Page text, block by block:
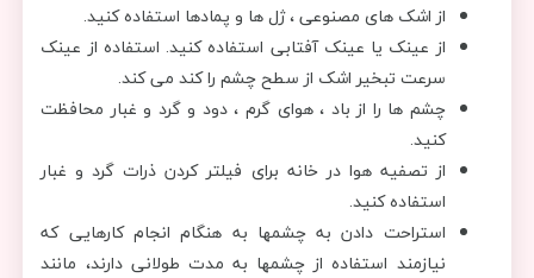
از اشک های مصنوعی ، ژل ها و پمادها استفاده کنید.
از عینک یا عینک آفتابی استفاده کنید. استفاده از عینک
سرعت تبخیر اشک از سطح چشم را کند می کند.
چشم ها را از باد ، هوای گرم ، دود و گرد و غبار محافظت
کنید.
از تصفیه هوا در خانه برای فیلتر کردن ذرات گرد و غبار
استفاده کنید.
استراحت دادن به چشمها به هنگام انجام کارهایی که
نیازمند استفاده از چشمها به مدت طولانی دارند، مانند